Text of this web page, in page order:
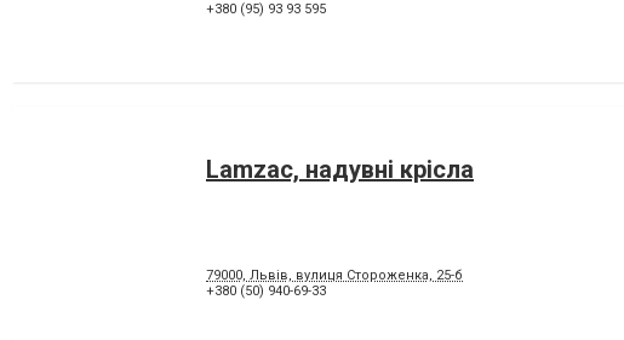
+380 (95) 93 93 595
Lamzac, надувні крісла
79000, Львів, вулиця Стороженка, 25-б
+380 (50) 940-69-33